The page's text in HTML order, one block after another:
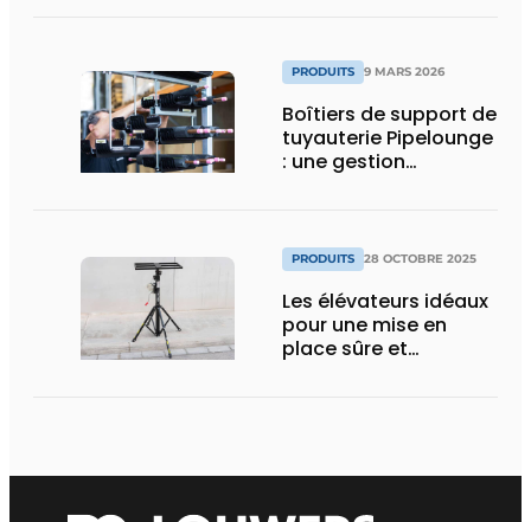
PRODUITS 9 MARS 2026
Boîtiers de support de
tuyauterie Pipelounge
: une gestion
rapide et plus soignée
PRODUITS 28 OCTOBRE 2025
Les élévateurs idéaux
pour une mise en
place sûre et